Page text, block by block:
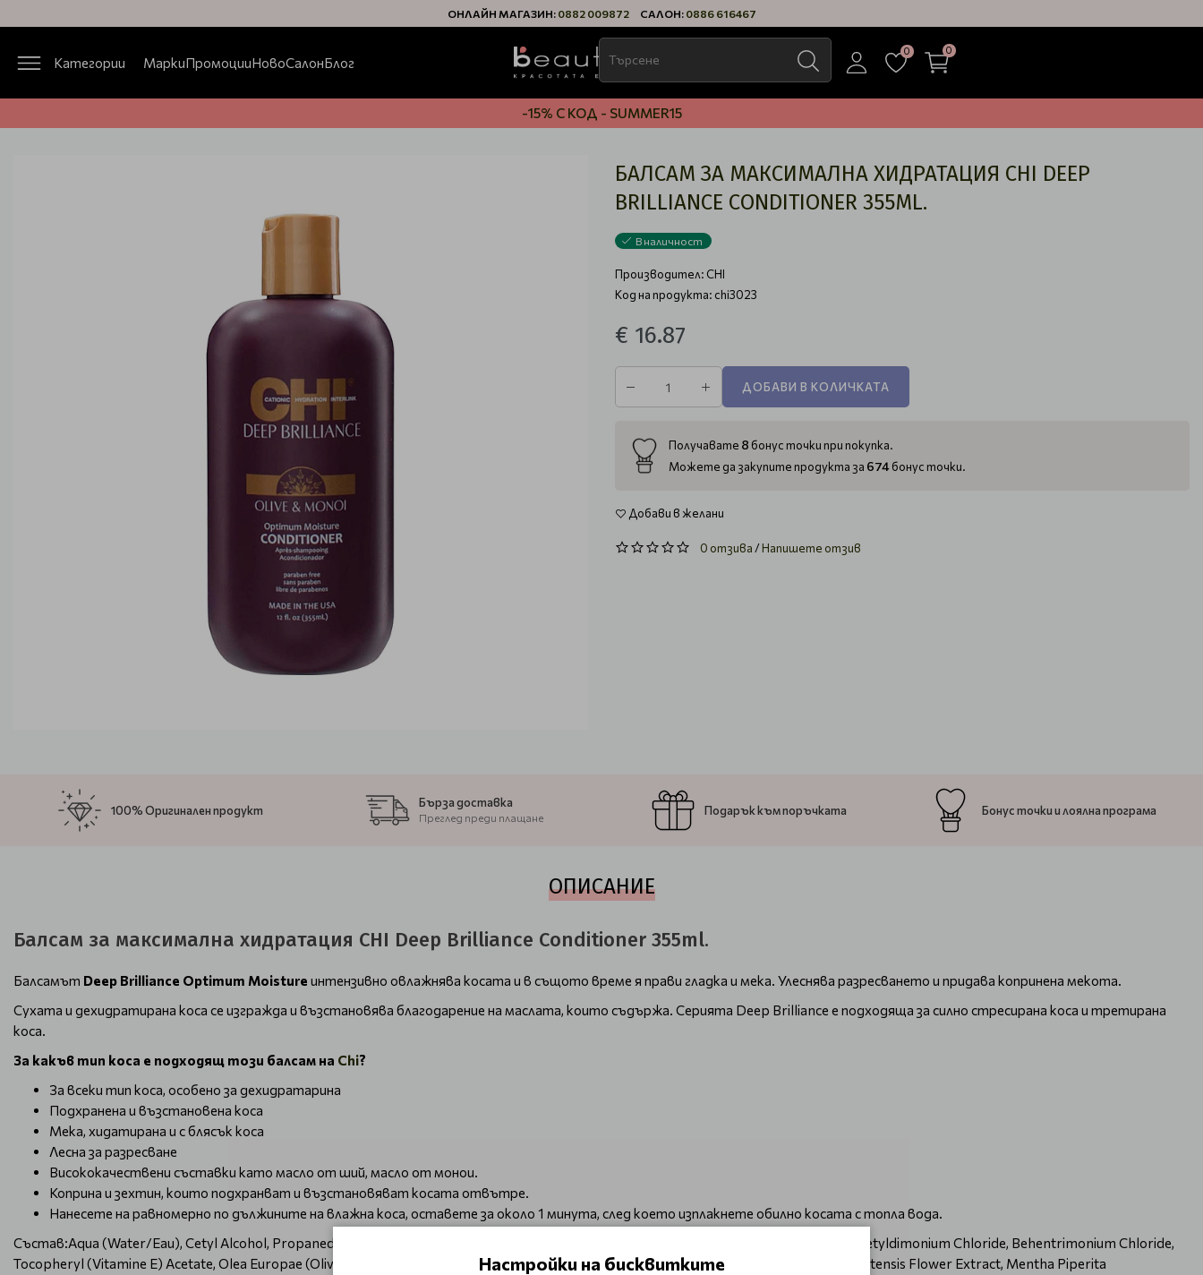
ОНЛАЙН МАГАЗИН: 0882 009872 САЛОН: 0886 616467
Категории МаркиПромоцииНовоСалонБлог
0 0
-15% С КОД - SUMMER15
БАЛСАМ ЗА МАКСИМАЛНА ХИДРАТАЦИЯ CHI DEEP
BRILLIANCE CONDITIONER 355ML.
В наличност
Производител: CHI
Код на продукта: chi3023
€ 16.87
ДОБАВИ В КОЛИЧКАТА
Получавате 8 бонус точки при покупка.
Можете да закупите продукта за 674бонус точки.
Добави в желани
0 отзива/Напишете отзив
100% Оригинален продукт
Бърза доставка
Преглед преди плащане
Подарък към поръчката Бонус точки и лоялна програма
ОПИСАНИЕ
Балсам за максимална хидратация CHI Deep Brilliance Conditioner 355ml.
Балсамът Deep Brilliance Optimum Moisture интензивно овлажнява косата и в същото време я прави гладка и мека. Улеснява разресването и придава копринена мекота.
Сухата и дехидратирана коса се изгражда и възстановява благодарение на маслата, които съдържа. Серията Deep Brilliance е подходяща за силно стресирана коса и третирана
коса.
За какъв тип коса е подходящ този балсам на Chi?
За всеки тип коса, особено за дехидратарина
Подхранена и възстановена коса
Мека, хидатирана и с блясък коса
Лесна за разресване
Висококачествени съставки като масло от ший, масло от монои.
Коприна и зехтин, които подхранват и възстановяват косата отвътре.
Нанесете на равномерно по дължините на влажна коса, оставете за около 1 минута, след което изплакнете обилно косата с топла вода.
Състав:Aqua (Water/Eau), Cetyl Alcohol, Propanediol, Cetearyl Alcohol, Bisamino PEG/PPG-41/3 Aminoethyl PG-Propyl Dimethicone, Dicetyldimonium Chloride, Behentrimonium Chloride,
Tocopheryl (Vitamine E) Acetate, Olea Europae (Olive) Fruit Oil, Cocos Nucifera Oil, Lavandula Angustifolia (Lavender) Extract, Gardenia Tahitensis Flower Extract, Mentha Piperita
Настройки на бисквитките